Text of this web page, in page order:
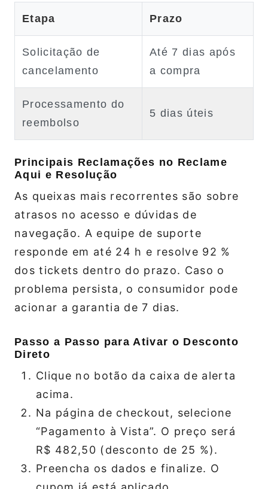
Etapa Prazo
Solicitação de
cancelamento
Até 7 dias após
a compra
Processamento do
reembolso
5 dias úteis
Principais Reclamações no Reclame
Aqui e Resolução
As queixas mais recorrentes são sobre
atrasos no acesso e dúvidas de
navegação. A equipe de suporte
responde em até 24 h e resolve 92 %
dos tickets dentro do prazo. Caso o
problema persista, o consumidor pode
acionar a garantia de 7 dias.
Passo a Passo para Ativar o Desconto
Direto
Clique no botão da caixa de alerta
acima.
Na página de checkout, selecione
“Pagamento à Vista”. O preço será
R$ 482,50 (desconto de 25 %).
Preencha os dados e finalize. O